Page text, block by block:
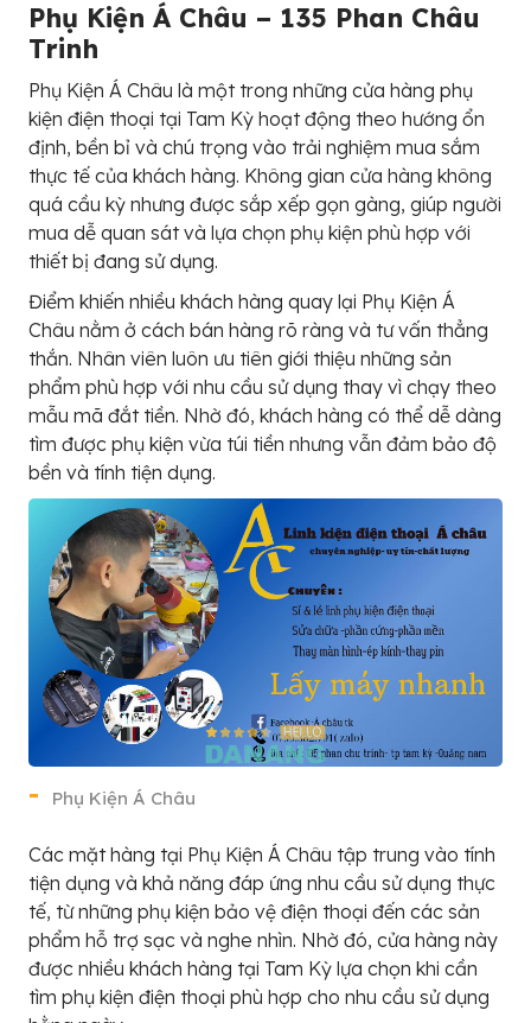
Phụ Kiện Á Châu – 135 Phan Châu
Trinh
Phụ Kiện Á Châu là một trong những cửa hàng phụ
kiện điện thoại tại Tam Kỳ hoạt động theo hướng ổn
định, bền bỉ và chú trọng vào trải nghiệm mua sắm
thực tế của khách hàng. Không gian cửa hàng không
quá cầu kỳ nhưng được sắp xếp gọn gàng, giúp người
mua dễ quan sát và lựa chọn phụ kiện phù hợp với
thiết bị đang sử dụng.
Điểm khiến nhiều khách hàng quay lại Phụ Kiện Á
Châu nằm ở cách bán hàng rõ ràng và tư vấn thẳng
thắn. Nhân viên luôn ưu tiên giới thiệu những sản
phẩm phù hợp với nhu cầu sử dụng thay vì chạy theo
mẫu mã đắt tiền. Nhờ đó, khách hàng có thể dễ dàng
tìm được phụ kiện vừa túi tiền nhưng vẫn đảm bảo độ
bền và tính tiện dụng.
Phụ Kiện Á Châu
Các mặt hàng tại Phụ Kiện Á Châu tập trung vào tính
tiện dụng và khả năng đáp ứng nhu cầu sử dụng thực
tế, từ những phụ kiện bảo vệ điện thoại đến các sản
phẩm hỗ trợ sạc và nghe nhìn. Nhờ đó, cửa hàng này
được nhiều khách hàng tại Tam Kỳ lựa chọn khi cần
tìm phụ kiện điện thoại phù hợp cho nhu cầu sử dụng